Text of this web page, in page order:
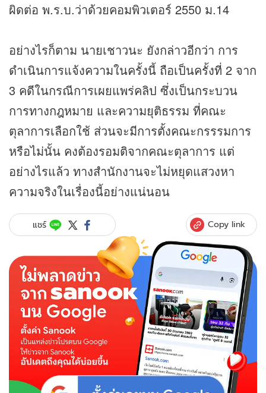
ผิดต่อ พ.ร.บ.ว่าด้วยคอมพิวเตอร์ 2550 ม.14
อย่างไรก็ตาม นายเชาวนะ ยังกล่าวอีกว่า การ
ดำเนินการแจ้งความในครั้งนี้ ถือเป็นครั้งที่ 2 จาก
3 คดีในกรณีการเผยแพร่คลิป ซึ่งเป็นกระบวน
การทางกฎหมาย และความยุติธรรม ที่คณะ
ตุลาการเลือกใช้ ส่วนจะมีการตั้งคณะกรรรมการ
หรือไม่นั้น คงต้องรอมติจากคณะตุลาการ แต่
อย่างไรแล้ว ทางสำนักงานจะไม่หยุดแสวงหา
ความจริงในเรื่องนี้อย่างแน่นอน
แชร์ Copy link